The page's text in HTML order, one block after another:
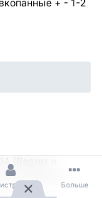
+ - 1-2
400А по
Больше